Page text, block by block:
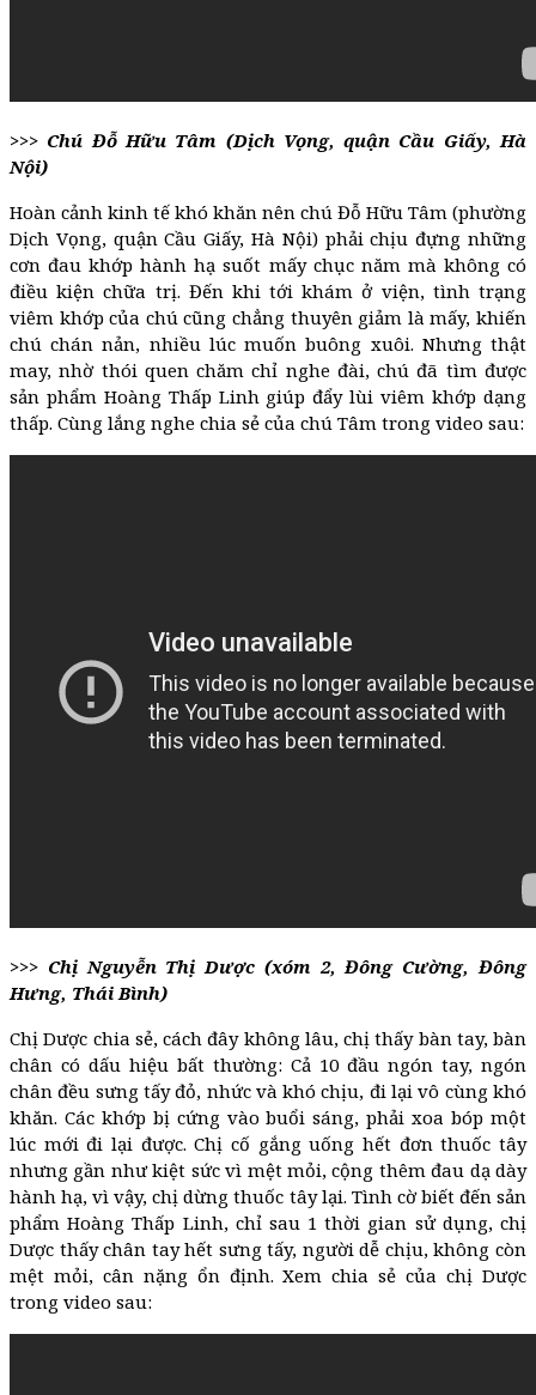
>>> Chú Đỗ Hữu Tâm (Dịch Vọng, quận Cầu Giấy, Hà
Nội)
Hoàn cảnh kinh tế khó khăn nên chú Đỗ Hữu Tâm (phường
Dịch Vọng, quận Cầu Giấy, Hà Nội) phải chịu đựng những
cơn đau khớp hành hạ suốt mấy chục năm mà không có
điều kiện chữa trị. Đến khi tới khám ở viện, tình trạng
viêm khớp của chú cũng chẳng thuyên giảm là mấy, khiến
chú chán nản, nhiều lúc muốn buông xuôi. Nhưng thật
may, nhờ thói quen chăm chỉ nghe đài, chú đã tìm được
sản phẩm Hoàng Thấp Linh giúp đẩy lùi viêm khớp dạng
thấp. Cùng lắng nghe chia sẻ của chú Tâm trong video sau:
>>> Chị Nguyễn Thị Dược (xóm 2, Đông Cường, Đông
Hưng, Thái Bình)
Chị Dược chia sẻ, cách đây không lâu, chị thấy bàn tay, bàn
chân có dấu hiệu bất thường: Cả 10 đầu ngón tay, ngón
chân đều sưng tấy đỏ, nhức và khó chịu, đi lại vô cùng khó
khăn. Các khớp bị cứng vào buổi sáng, phải xoa bóp một
lúc mới đi lại được. Chị cố gắng uống hết đơn thuốc tây
nhưng gần như kiệt sức vì mệt mỏi, cộng thêm đau dạ dày
hành hạ, vì vậy, chị dừng thuốc tây lại. Tình cờ biết đến sản
phẩm Hoàng Thấp Linh, chỉ sau 1 thời gian sử dụng, chị
Dược thấy chân tay hết sưng tấy, người dễ chịu, không còn
mệt mỏi, cân nặng ổn định. Xem chia sẻ của chị Dược
trong video sau: